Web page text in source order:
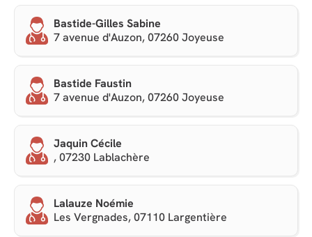
Bastide-Gilles Sabine
7 avenue d'Auzon, 07260 Joyeuse
Bastide Faustin
7 avenue d'Auzon, 07260 Joyeuse
Jaquin Cécile
, 07230 Lablachère
Lalauze Noémie
Les Vergnades, 07110 Largentière